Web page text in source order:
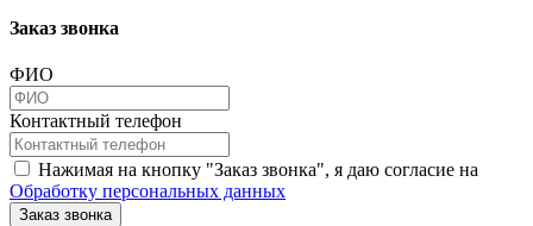
Заказ звонка
ФИО
Контактный телефон
Нажимая на кнопку "Заказ звонка", я даю согласие на
Обработку персональных данных
Заказ звонка